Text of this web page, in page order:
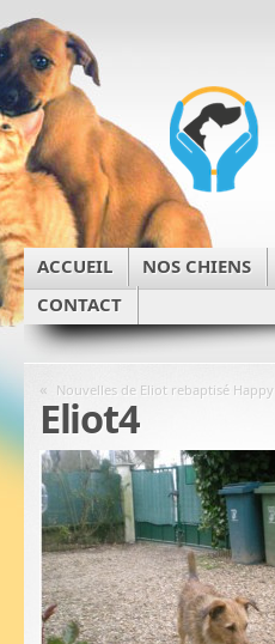
ACCUEIL NOS CHIENS
CONTACT
« Nouvelles de Eliot rebaptisé Happy
Eliot4